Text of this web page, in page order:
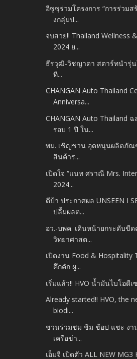
อีซูซุร่วมโครงการ “การร่วม
งกลุ่มป...
จบสวย!! Thailand Wellness
2024 ย...
ธีรวุฒิ-วิชญาดา สตาร์ทนำรุ่น
ที...
CHANGAN Auto Thailand
Anniversa...
CHANGAN Auto Thailand
รอบ 1 ปี ใน...
พม. เชิญชวน อุดหนุนผลิตภั
สินค้าร...
เปิดใจ “แนท ศราณี Mrs.
2024...
ดีป้า ประกาศผล UNSEEN I
ปลื้มผลต...
อว.-บพค. เดินหน้ายกระดับขี
วิทยาศาสต...
เปิดงาน Food & Hospitality
คึกคัก ผู...
เริ่มแล้ว!! HVO น้ำมันไบโอดีเ
Already started!! HVO, the
biodi...
ชวนร่วมชม ชิม ช้อป แชะ งา
เครือข่า...
เอ็มจี เปิดตัว ALL NEW MG3